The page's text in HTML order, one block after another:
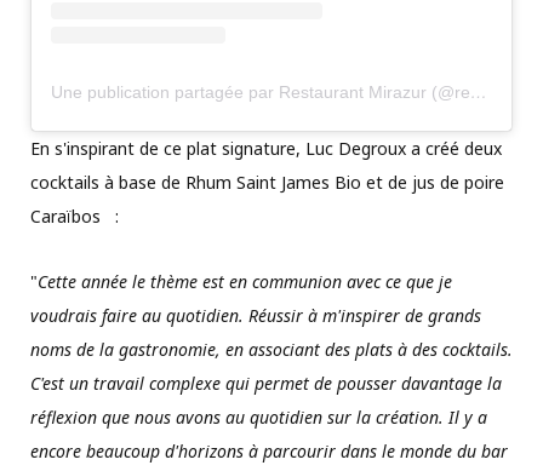
Une publication partagée par Restaurant Mirazur (@restaurantmirazur)
En s'inspirant de ce plat signature, Luc Degroux a créé deux
cocktails à base de Rhum Saint James Bio et de jus de poire
Caraïbos :
"Cette année le thème est en communion avec ce que je
voudrais faire au quotidien. Réussir à m'inspirer de grands
noms de la gastronomie, en associant des plats à des cocktails.
C'est un travail complexe qui permet de pousser davantage la
réflexion que nous avons au quotidien sur la création. Il y a
encore beaucoup d'horizons à parcourir dans le monde du bar